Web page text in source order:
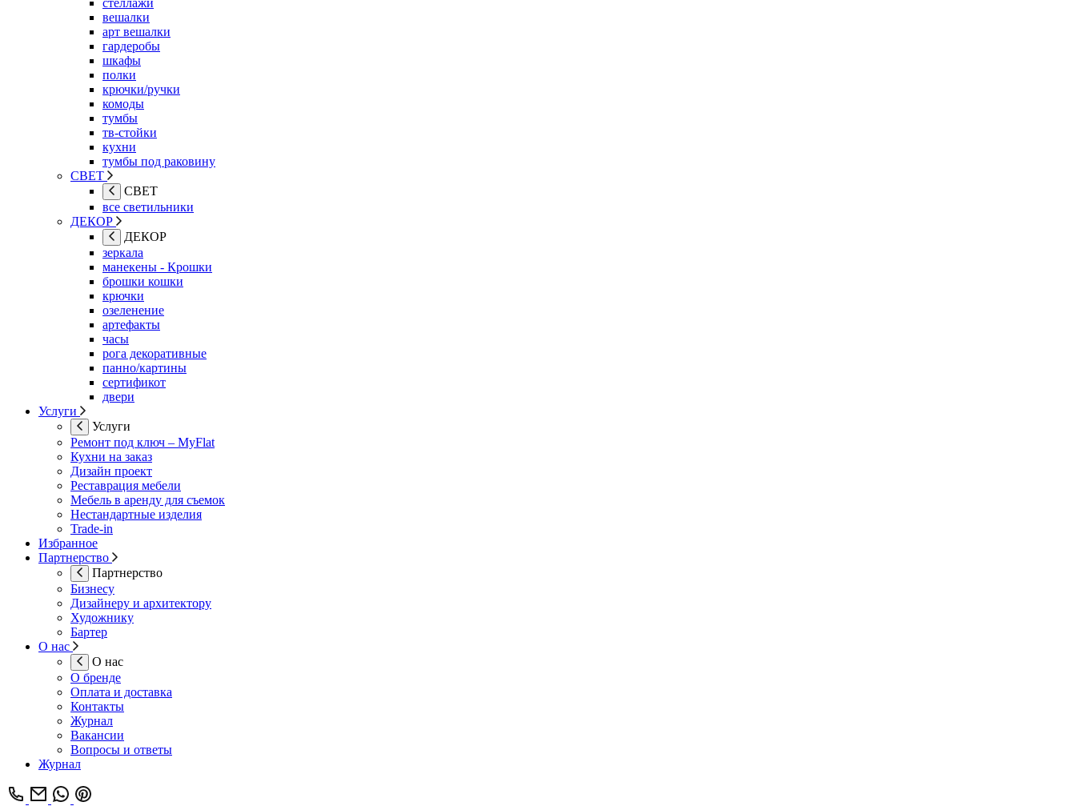
стеллажи
вешалки
арт вешалки
гардеробы
шкафы
полки
крючки/ручки
комоды
тумбы
тв-стойки
кухни
тумбы под раковину
СВЕТ
СВЕТ
все светильники
ДЕКОР
ДЕКОР
зеркала
манекены - Крошки
брошки кошки
крючки
озеленение
артефакты
часы
рога декоративные
панно/картины
сертификот
двери
Услуги
Услуги
Ремонт под ключ – MyFlat
Кухни на заказ
Дизайн проект
Реставрация мебели
Мебель в аренду для съемок
Нестандартные изделия
Trade-in
Избранное
Партнерство
Партнерство
Бизнесу
Дизайнеру и архитектору
Художнику
Бартер
О нас
О нас
О бренде
Оплата и доставка
Контакты
Журнал
Вакансии
Вопросы и ответы
Журнал